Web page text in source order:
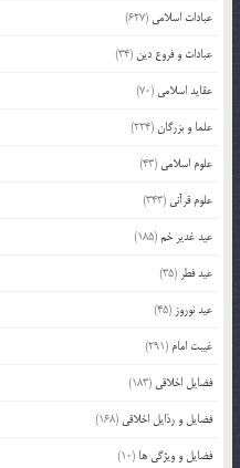
عبادات اسلامی (627)
عبادات و فروع دین (34)
عقاید اسلامی (70)
علما و بزرگان(224)
علوم اسلامی (43)
علوم قرآنی (343)
عید غدیر خم(185)
عید فطر (35)
عید نوروز (45)
غیبت امام (291)
فضایل اخلاقی (183)
فضایل و رذایل اخلاقی (168)
فضایل و ویژگی ها (10)